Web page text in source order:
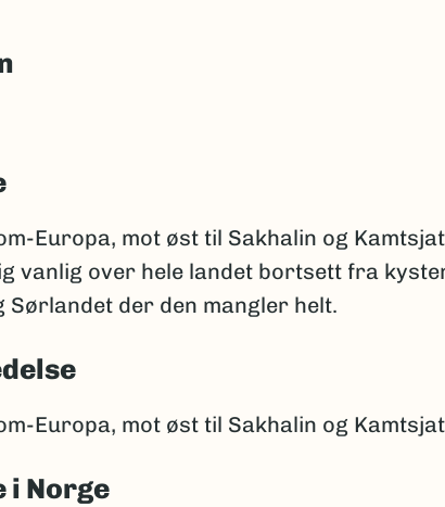
Europa, mot øst til Sakhalin og
vanlig over hele landet bortsett fra
Sørlandet der den mangler helt.
Europa, mot øst til Sakhalin og
i Norge